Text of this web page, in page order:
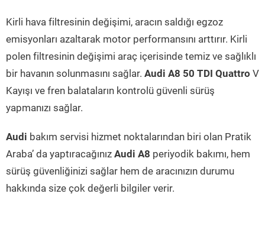
Kirli hava filtresinin değişimi, aracın saldığı egzoz
emisyonları azaltarak motor performansını arttırır. Kirli
polen filtresinin değişimi araç içerisinde temiz ve sağlıklı
bir havanın solunmasını sağlar. Audi A8 50 TDI Quattro V
Kayışı ve fren balataların kontrolü güvenli sürüş
yapmanızı sağlar.
Audi bakım servisi hizmet noktalarından biri olan Pratik
Araba’ da yaptıracağınız Audi A8 periyodik bakımı, hem
sürüş güvenliğinizi sağlar hem de aracınızın durumu
hakkında size çok değerli bilgiler verir.